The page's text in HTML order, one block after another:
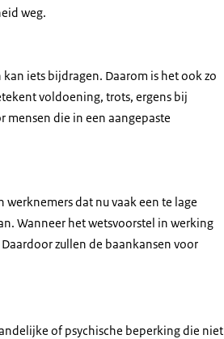
weg.
iets bijdragen. Daarom is het ook zo
voldoening, trots, ergens bij
mensen die in een aangepaste
dat nu vaak een te lage
Wanneer het wetsvoorstel in werking
zullen de baankansen voor
of psychische beperking die niet